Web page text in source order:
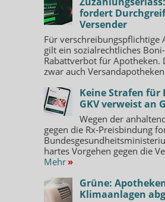
fordert
Versender
Für verschreibungspflichtige
gilt ein sozialrechtliches
Rabattverbot für Apotheken.
zwar auch
Keine Strafen für
GKV verweist an
Wegen der
gegen die Rx-Preisbindung
hartes Vorgehen gegen die
Mehr »
Grüne:
Klimaanlagen